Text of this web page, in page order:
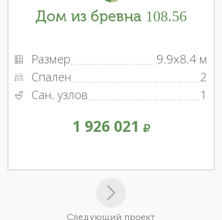
Дом из бревна 108.56
Размер
9.9x8.4 м
Спален
2
Сан. узлов
1
1 926 021
Следующий проект